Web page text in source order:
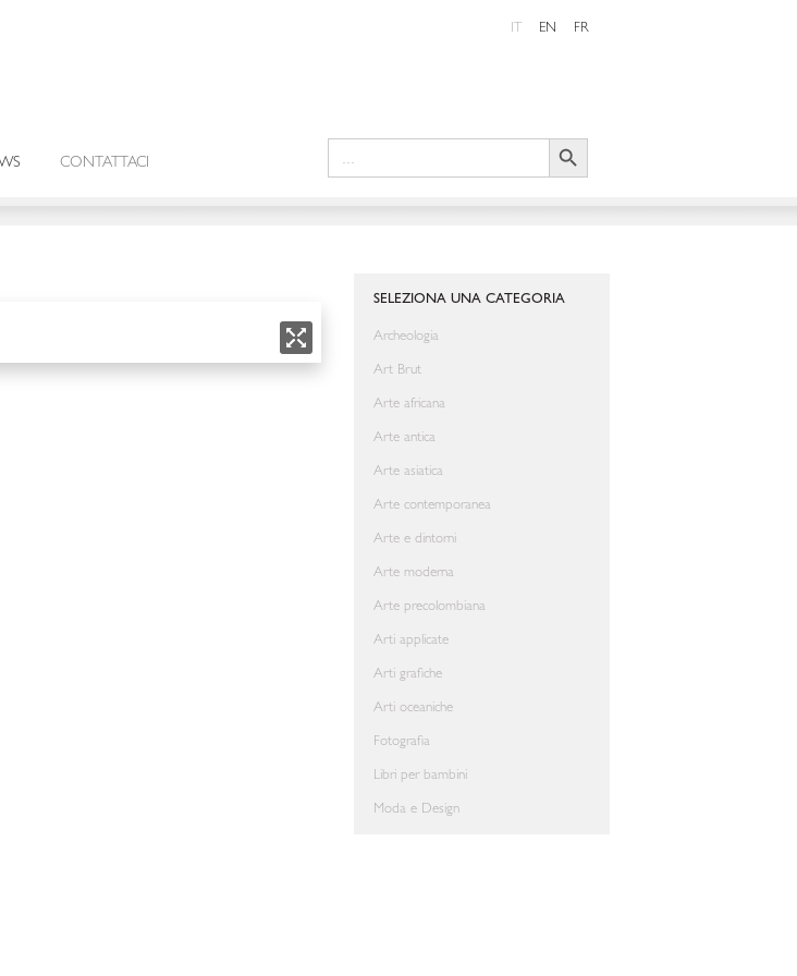
IT EN FR
CONTATTACI
Search Button
SELEZIONA UNA CATEGORIA
Archeologia
Art Brut
Arte africana
Arte antica
Arte asiatica
Arte contemporanea
Arte e dintorni
Arte moderna
Arte precolombiana
Arti applicate
Arti grafiche
Arti oceaniche
Fotografia
Libri per bambini
Moda e Design